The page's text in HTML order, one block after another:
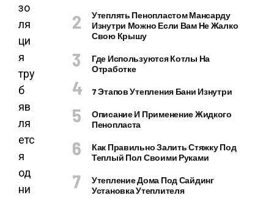
зо
ля
ци
я
тру
б
яв
ля
етс
я
од
ни
Утеплять Пенопластом Мансарду
Изнутри Можно Если Вам Не Жалко
Свою Крышу
Где Используются Котлы На
Отработке
7 Этапов Утепления Бани Изнутри
Описание И Применение Жидкого
Пенопласта
Как Правильно Залить Стяжку Под
Теплый Пол Своими Руками
Утепление Дома Под Сайдинг
Установка Утеплителя